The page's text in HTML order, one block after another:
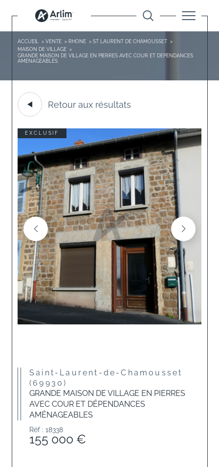
ACCUEIL VENTE RHONE
ST LAURENT DE CHAMOUSSET
MAISON DE VILLAGE
GRANDE MAISON DE VILLAGE EN PIERRES AVEC COUR ET DEPENDANCES
AMENAGEABLES
Retour aux résultats
EXCLUSIF
Saint-Laurent-de-Chamousset
(69930)
GRANDE MAISON DE VILLAGE EN PIERRES
AVEC COUR ET DÉPENDANCES
AMÉNAGEABLES
Réf : 18338
155 000 €